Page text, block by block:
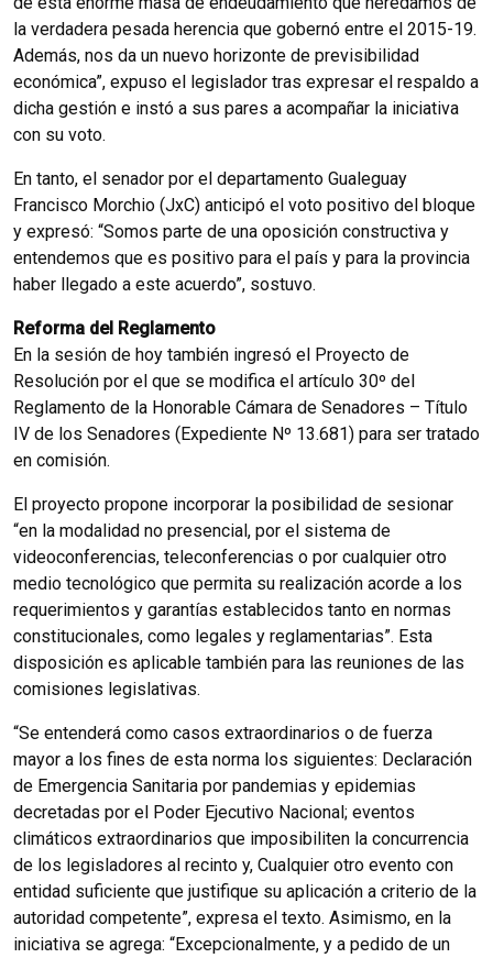
la verdadera pesada herencia que gobernó entre el 2015-19.
Además, nos da un nuevo horizonte de previsibilidad
económica”, expuso el legislador tras expresar el respaldo a
dicha gestión e instó a sus pares a acompañar la iniciativa
con su voto.
En tanto, el senador por el departamento Gualeguay
Francisco Morchio (JxC) anticipó el voto positivo del bloque
y expresó: “Somos parte de una oposición constructiva y
entendemos que es positivo para el país y para la provincia
haber llegado a este acuerdo”, sostuvo.
Reforma del Reglamento
En la sesión de hoy también ingresó el Proyecto de
Resolución por el que se modifica el artículo 30º del
Reglamento de la Honorable Cámara de Senadores – Título
IV de los Senadores (Expediente Nº 13.681) para ser tratado
en comisión.
El proyecto propone incorporar la posibilidad de sesionar
“en la modalidad no presencial, por el sistema de
videoconferencias, teleconferencias o por cualquier otro
medio tecnológico que permita su realización acorde a los
requerimientos y garantías establecidos tanto en normas
constitucionales, como legales y reglamentarias”. Esta
disposición es aplicable también para las reuniones de las
comisiones legislativas.
“Se entenderá como casos extraordinarios o de fuerza
mayor a los fines de esta norma los siguientes: Declaración
de Emergencia Sanitaria por pandemias y epidemias
decretadas por el Poder Ejecutivo Nacional; eventos
climáticos extraordinarios que imposibiliten la concurrencia
de los legisladores al recinto y, Cualquier otro evento con
entidad suficiente que justifique su aplicación a criterio de la
autoridad competente”, expresa el texto. Asimismo, en la
iniciativa se agrega: “Excepcionalmente, y a pedido de un